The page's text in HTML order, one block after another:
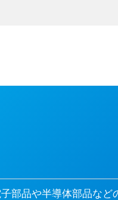
の暮らしに欠かせな
ることができるので
化の幅を広げています
部品や半導体部品な